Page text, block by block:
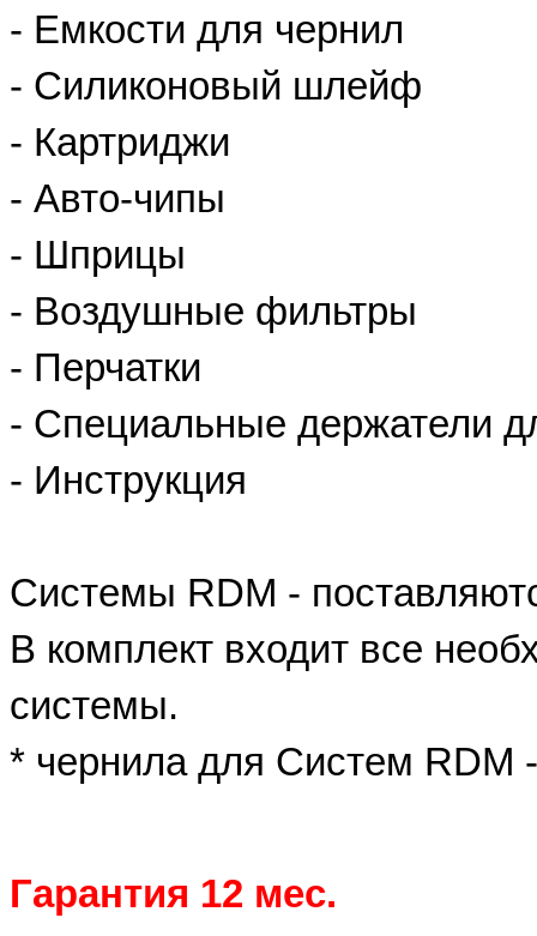
- Емкости для чернил
- Силиконовый шлейф
- Картриджи
- Авто-чипы
- Шприцы
- Воздушные фильтры
- Перчатки
- Специальные держатели
- Инструкция
Системы RDM -
В комплект входит все
системы.
* чернила для Систем RDM
Гарантия 12 мес.